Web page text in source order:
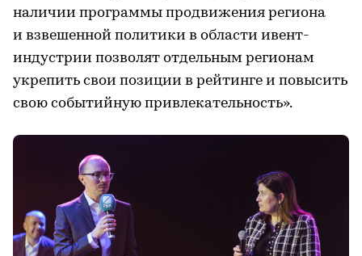
наличии программы продвижения региона
и взвешенной политики в области ивент-
индустрии позволят отдельным регионам
укрепить свои позиции в рейтинге и повысить
свою событийную привлекательность».